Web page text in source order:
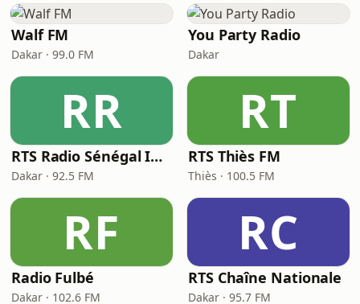
Walf FM
Dakar · 99.0 FM
You Party Radio
Dakar
RR
RTS Radio Sénégal Internationale (RSI)
Dakar · 92.5 FM
RT
RTS Thiès FM
Thiès · 100.5 FM
RF
Radio Fulbé
Dakar · 102.6 FM
RC
RTS Chaîne Nationale
Dakar · 95.7 FM